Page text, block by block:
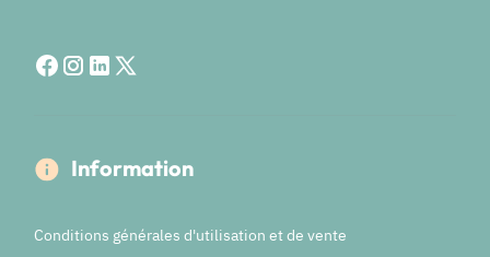
Information
Conditions générales d'utilisation et de vente